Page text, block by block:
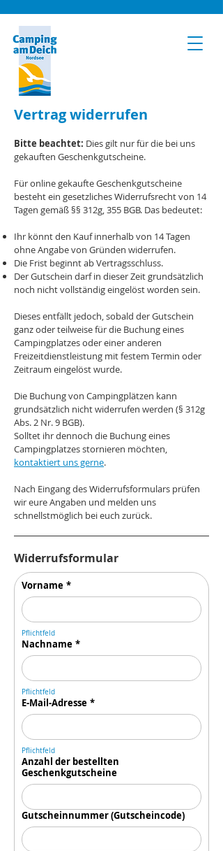
Vertrag widerrufen
Bitte beachtet: Dies gilt nur für die bei uns
gekauften Geschenkgutscheine.
Für online gekaufte Geschenkgutscheine
besteht ein gesetzliches Widerrufsrecht von 14
Tagen gemäß §§ 312g, 355 BGB. Das bedeutet:
Ihr könnt den Kauf innerhalb von 14 Tagen
ohne Angabe von Gründen widerrufen.
Die Frist beginnt ab Vertragsschluss.
Der Gutschein darf in dieser Zeit grundsätzlich
noch nicht vollständig eingelöst worden sein.
Dieses entfällt jedoch, sobald der Gutschein
ganz oder teilweise für die Buchung eines
Campingplatzes oder einer anderen
Freizeitdienstleistung mit festem Termin oder
Zeitraum eingelöst wurde.
Die Buchung von Campingplätzen kann
grundsätzlich nicht widerrufen werden (§ 312g
Abs. 2 Nr. 9 BGB).
Solltet ihr dennoch die Buchung eines
Campingplatzes stornieren möchten,
kontaktiert uns gerne.
Nach Eingang des Widerrufsformulars prüfen
wir eure Angaben und melden uns
schnellstmöglich bei euch zurück.
Widerrufsformular
Vorname *
Pflichtfeld
Nachname *
Pflichtfeld
E-Mail-Adresse *
Pflichtfeld
Anzahl der bestellten
Geschenkgutscheine
Gutscheinnummer (Gutscheincode)